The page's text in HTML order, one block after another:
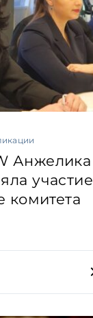
Анжелика
участие
комитета